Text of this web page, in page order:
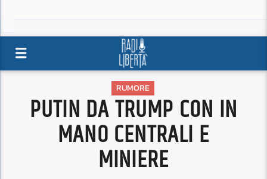
RUMORE
PUTIN DA TRUMP CON IN
MANO CENTRALI E
MINIERE